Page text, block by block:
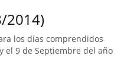
2014)
los días comprendidos
el 9 de Septiembre del año